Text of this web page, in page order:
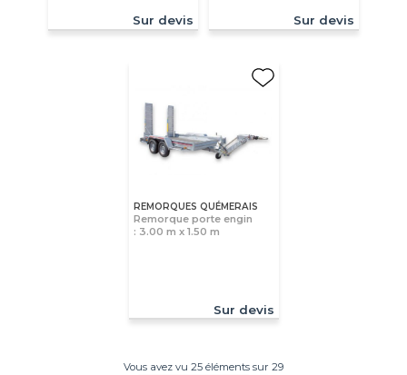
Sur devis Sur devis
REMORQUES QUÉMERAIS
Remorque porte engin
: 3.00 m x 1.50 m
Sur devis
Vous avez vu 25 éléments sur 29